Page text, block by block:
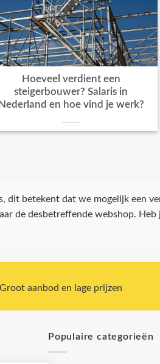
Hoeveel verdient een
steigerbouwer? Salaris in
Nederland en hoe vind je werk?
dit betekent dat we mogelijk een
de desbetreffende webshop.
Groot aanbod en lage prijzen
Populaire categorieën